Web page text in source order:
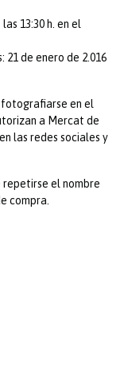
13:30 h. en el
de enero de 2.016
fotografiarse en el
a Mercat de
las redes sociales y
repetirse el nombre
compra.